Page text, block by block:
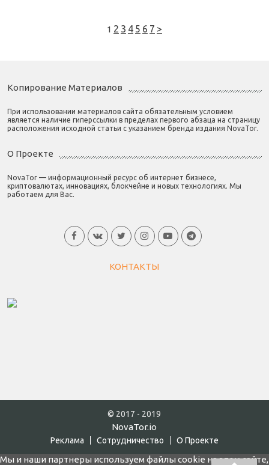
1 2 3 4 5 6 7 >
Копирование Материалов
При использовании материалов сайта обязательным условием
является наличие гиперссылки в пределах первого абзаца на страницу
расположения исходной статьи с указанием бренда издания NovaTor.
О Проекте
NovaTor — информационный ресурс об интернет бизнесе,
криптовалютах, инновациях, блокчейне и новых технологиях. Мы
работаем для Вас.
КОНТАКТЫ
© 2017 - 2019
NovaTor.io
Реклама Cотрудничество О Проекте
Мы и наши партнеры используем файлы cookie на этом сайте,